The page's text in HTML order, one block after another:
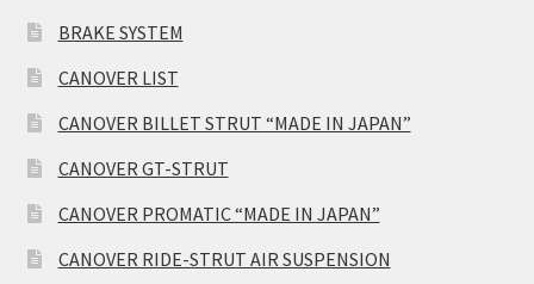
BRAKE SYSTEM
CANOVER LIST
CANOVER BILLET STRUT “MADE IN JAPAN”
CANOVER GT-STRUT
CANOVER PROMATIC “MADE IN JAPAN”
CANOVER RIDE-STRUT AIR SUSPENSION